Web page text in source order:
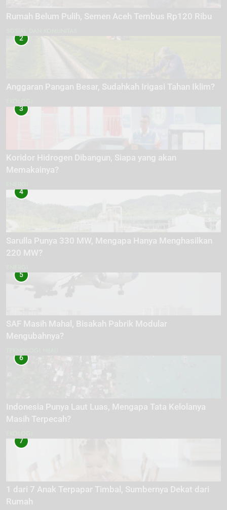
Rumah Belum Pulih, Semen Aceh Tembus Rp120 Ribu
2
Anggaran Pangan Besar, Sudahkah Irigasi Tahan Iklim?
3
Koridor Hidrogen Dibangun, Siapa yang akan
Memakainya?
4
Sarulla Punya 330 MW, Mengapa Hanya Menghasilkan
220 MW?
5
SAF Masih Mahal, Bisakah Pabrik Modular
Mengubahnya?
6
Indonesia Punya Laut Luas, Mengapa Tata Kelolanya
Masih Terpecah?
7
1 dari 7 Anak Terpapar Timbal, Sumbernya Dekat dari
Rumah